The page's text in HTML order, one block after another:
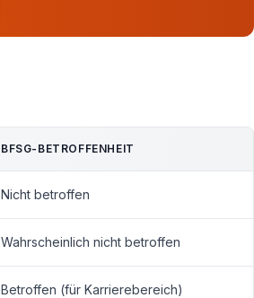
BFSG-BETROFFENHEIT
Nicht betroffen
Wahrscheinlich nicht betroffen
Betroffen (für Karrierebereich)